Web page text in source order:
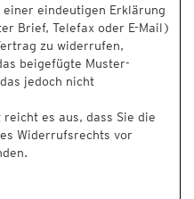
eindeutigen Erklärung
Brief, Telefax oder E-Mail)
zu widerrufen,
beigefügte Muster-
jedoch nicht
es aus, dass Sie die
Widerrufsrechts vor